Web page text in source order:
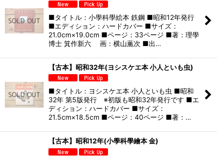
絞り込む
■タイトル：小學科學絵本 鉄鋼 ■昭和12年発行
■エディション：ハードカバー ■サイズ：
21.0cm×19.0cm ■ページ：33ページ ■著：理學
博士 箕作新六 画：横山薫次 ■出…
【古本】昭和32年(ヨシスケエ本 小人といも虫)
■タイトル：ヨシスケエ本 小人といも虫 ■昭和
32年 第5版発行 ※初版も昭和32年発行です ■エ
ディション：ハードカバー ■サイズ：
21.5cm×18.5cm ■ページ：40ページ ■著：…
【古本】昭和12年(小學科學繪本 金)